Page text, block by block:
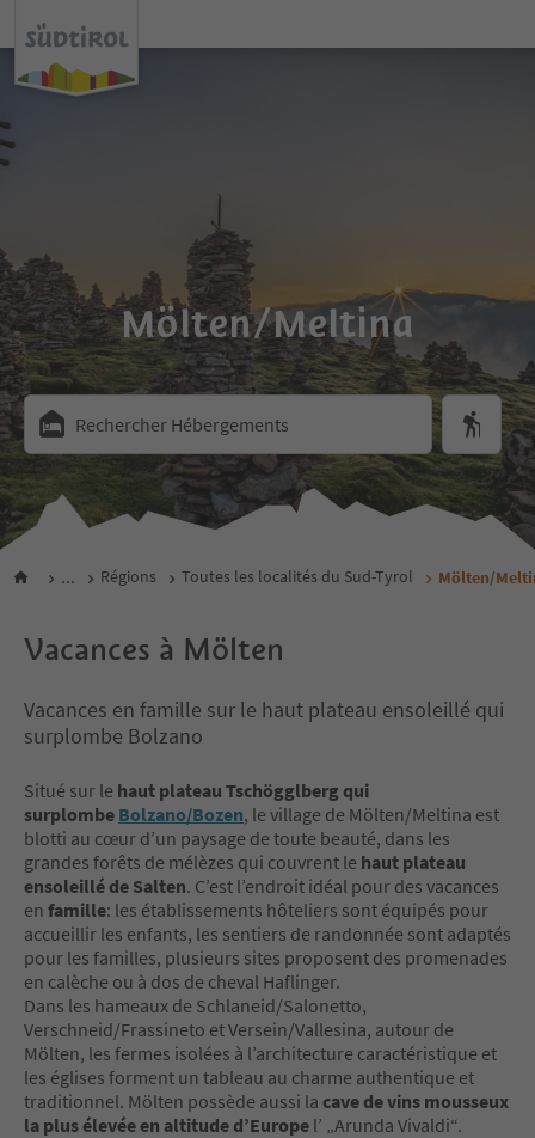
Mölten/Meltina
Rechercher Hébergements
... Régions Toutes les localités du Sud-Tyrol Mölten/
Vacances à Mölten
Vacances en famille sur le haut plateau ensoleillé qui
surplombe Bolzano
Situé sur le haut plateau Tschögglberg qui
surplombe Bolzano/Bozen, le village de Mölten/Meltina est
blotti au cœur d’un paysage de toute beauté, dans les
grandes forêts de mélèzes qui couvrent le haut plateau
ensoleillé de Salten. C’est l’endroit idéal pour des vacances
en famille: les établissements hôteliers sont équipés pour
accueillir les enfants, les sentiers de randonnée sont adaptés
pour les familles, plusieurs sites proposent des promenades
en calèche ou à dos de cheval Haflinger.
Dans les hameaux de Schlaneid/Salonetto,
Verschneid/Frassineto et Versein/Vallesina, autour de
Mölten, les fermes isolées à l’architecture caractéristique et
les églises forment un tableau au charme authentique et
traditionnel. Mölten possède aussi la cave de vins mousseux
la plus élevée en altitude d’Europe l’ „Arunda Vivaldi“.